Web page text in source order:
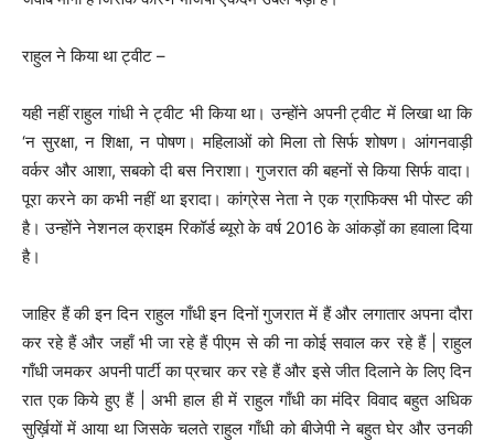
राहुल ने किया था ट्वीट –
यही नहीं राहुल गांधी ने ट्वीट भी किया था। उन्होंने अपनी ट्वीट में लिखा था कि
‘न सुरक्षा, न शिक्षा, न पोषण। महिलाओं को मिला तो सिर्फ शोषण। आंगनवाड़ी
वर्कर और आशा, सबको दी बस निराशा। गुजरात की बहनों से किया सिर्फ वादा।
पूरा करने का कभी नहीं था इरादा। कांग्रेस नेता ने एक ग्राफिक्स भी पोस्ट की
है। उन्होंने नेशनल क्राइम रिकॉर्ड ब्यूरो के वर्ष 2016 के आंकड़ों का हवाला दिया
है।
जाहिर हैं की इन दिन राहुल गाँधी इन दिनों गुजरात में हैं और लगातार अपना दौरा
कर रहे हैं और जहाँ भी जा रहे हैं पीएम से की ना कोई सवाल कर रहे हैं | राहुल
गाँधी जमकर अपनी पार्टी का प्रचार कर रहे हैं और इसे जीत दिलाने के लिए दिन
रात एक किये हुए हैं | अभी हाल ही में राहुल गाँधी का मंदिर विवाद बहुत अधिक
सुर्ख़ियों में आया था जिसके चलते राहुल गाँधी को बीजेपी ने बहुत घेर और उनकी